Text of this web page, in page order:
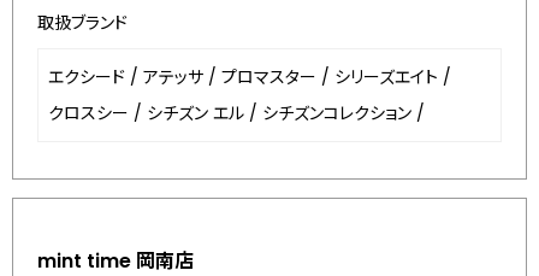
取扱ブランド
エクシード / アテッサ / プロマスター / シリーズエイト /
クロスシー / シチズン エル / シチズンコレクション /
mint time 岡南店